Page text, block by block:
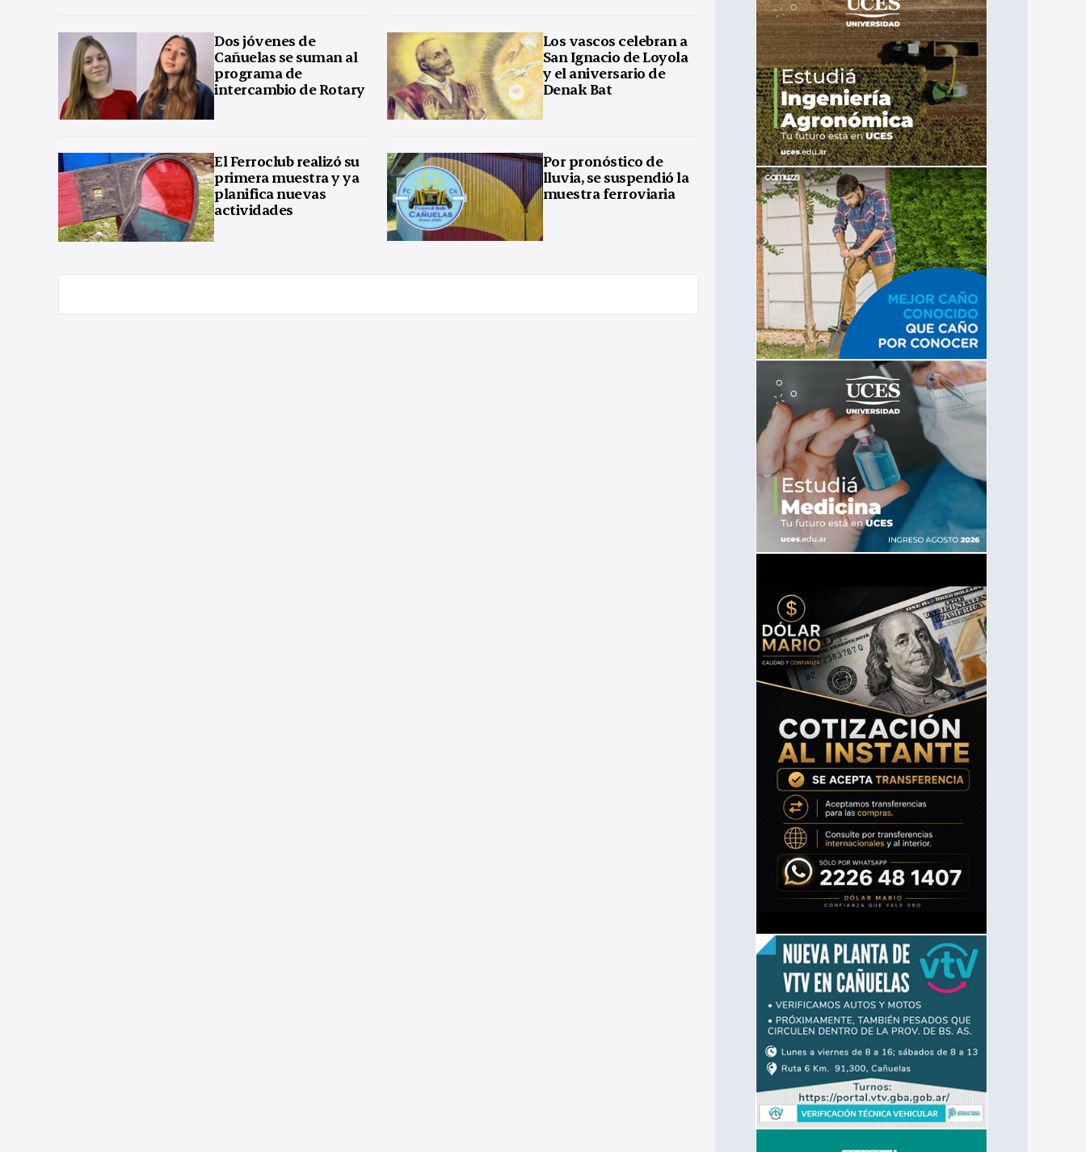
Dos jóvenes de
Cañuelas se suman al
programa de
intercambio de Rotary
Los vascos celebran a
San Ignacio de Loyola
y el aniversario de
Denak Bat
El Ferroclub realizó su
primera muestra y ya
planifica nuevas
actividades
Por pronóstico de
lluvia, se suspendió la
muestra ferroviaria